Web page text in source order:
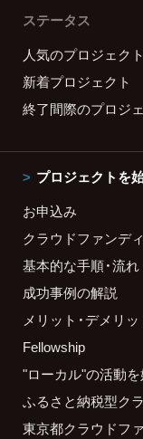
ステータス
人気のプロジェクト
新着プロジェクト
終了間際のプロジ
プロジェクトを
お申込み
クラウドファンデ
基本的な手順・流れ
成功事例の解説
メリット・デメリッ
Fellowship
"ローカル"の活動
ふるさと納税型ク
東京都クラウドフ